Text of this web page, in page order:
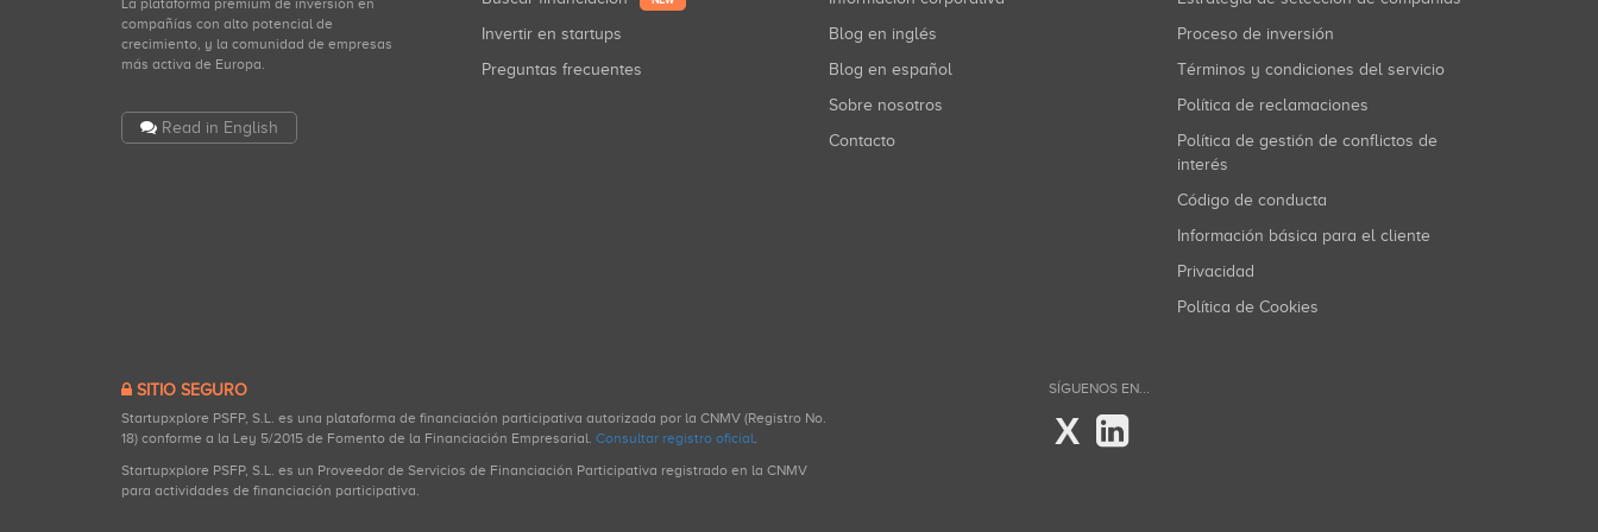
La plataforma premium de inversión en
compañías con alto potencial de
crecimiento, y la comunidad de empresas
más activa de Europa.
Read in English
Invertir en startups
Preguntas frecuentes
Blog en inglés
Blog en español
Sobre nosotros
Contacto
Proceso de inversión
Términos y condiciones del servicio
Política de reclamaciones
Política de gestión de conflictos de
interés
Código de conducta
Información básica para el cliente
Privacidad
Política de Cookies
SITIO SEGURO
Startupxplore PSFP, S.L. es una plataforma de financiación participativa autorizada por la CNMV (Registro No.
18) conforme a la Ley 5/2015 de Fomento de la Financiación Empresarial. Consultar registro oficial.
Startupxplore PSFP, S.L. es un Proveedor de Servicios de Financiación Participativa registrado en la CNMV
para actividades de financiación participativa.
SÍGUENOS EN...
X